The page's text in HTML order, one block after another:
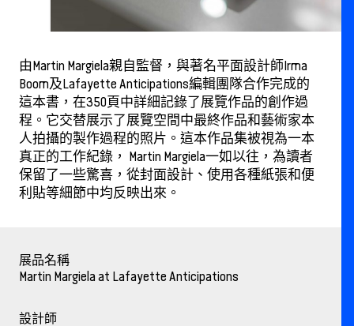
由Martin Margiela親自監督，與著名平面設計師Irma
Boom及Lafayette Anticipations編輯團隊合作完成的
這本書，在350頁中詳細記錄了展覽作品的創作過
程。它交替展示了展覽空間中最終作品和藝術家本
人拍攝的製作過程的照片。這本作品集被視為一本
真正的工作紀錄， Martin Margiela一如以往，為讀者
保留了一些驚喜，從封面設計、使用各種紙張和便
利貼等細節中均反映出來。
展品名稱
Martin Margiela at Lafayette Anticipations
設計師